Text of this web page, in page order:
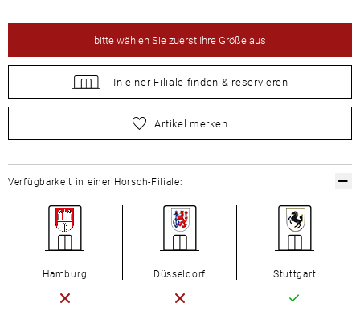
bittewählen Sie zuerst Ihre Größe aus
In einer Filiale finden & reservieren
wählen Sie zuerst Ihre Größe aus
Artikel merken
Verfügbarkeit in einer Horsch-Filiale:
Hamburg Düsseldorf Stuttgart